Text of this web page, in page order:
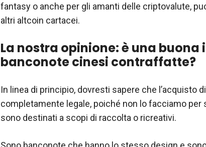
fantasy o anche per gli amanti delle criptovalute,
altri altcoin cartacei.
La nostra opinione: è una
banconote cinesi contraffatte?
In linea di principio, dovresti sapere che l’acquisto
completamente legale, poiché non lo facciamo
sono destinati a scopi di raccolta o ricreativi.